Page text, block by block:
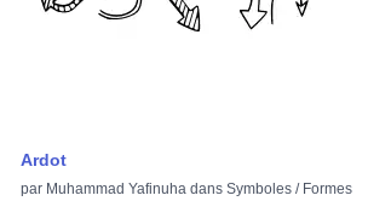
Ardot
par Muhammad Yafinuha dans Symboles / Formes